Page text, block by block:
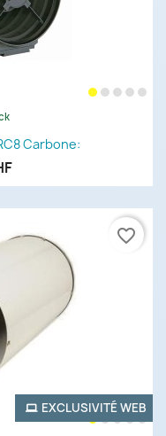
Carbone:
EXCLUSIVITÉ WEB
favorite_border